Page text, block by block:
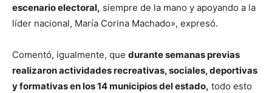
escenario electoral, siempre de la mano y apoyando a la
líder nacional, María Corina Machado», expresó.
Comentó, igualmente, que durante semanas previas
realizaron actividades recreativas, sociales, deportivas
y formativas en los 14 municipios del estado, todo esto